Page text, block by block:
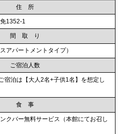
住 所
1352-1
間 取 り
アパートメントタイプ）
ご宿泊人数
泊は【大人2名+子供1名】を想定し
食 事
クバー無料サービス（本館にてお召し